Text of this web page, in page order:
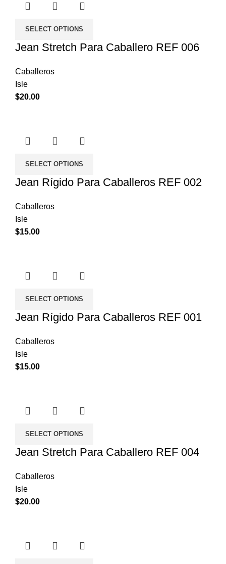
SELECT OPTIONS
Jean Stretch Para Caballero REF 006
Caballeros
Isle
$20.00
SELECT OPTIONS
Jean Rígido Para Caballeros REF 002
Caballeros
Isle
$15.00
SELECT OPTIONS
Jean Rígido Para Caballeros REF 001
Caballeros
Isle
$15.00
SELECT OPTIONS
Jean Stretch Para Caballero REF 004
Caballeros
Isle
$20.00